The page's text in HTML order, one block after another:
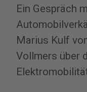
Ein Gespräch
Marius Kulf
Vollmers über